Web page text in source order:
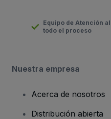
Equipo de Atención
todo el proceso
Nuestra empresa
Acerca de nosotros
Distribución abierta